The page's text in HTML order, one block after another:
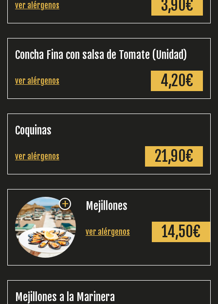
ver alérgenos 3,90€
Concha Fina con salsa de Tomate (Unidad)
ver alérgenos 4,20€
Coquinas
ver alérgenos 21,90€
+ Mejillones
ver alérgenos 14,50€
Mejillones a la Marinera